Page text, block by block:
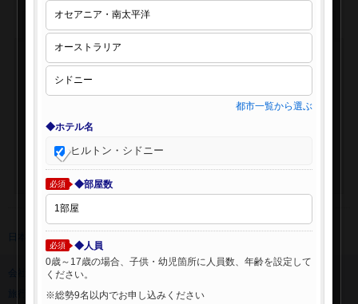
日本旅行 トップ
旅行業登録票・約款
規約集
都市一覧から選ぶ
◆ホテル名
ヒルトン・シドニー
必須 ◆部屋数
必須
◆人員
0歳～17歳の場合、子供・幼児箇所に人員数、年齢を設定して
ください。
※総勢9名以内でお申し込みください